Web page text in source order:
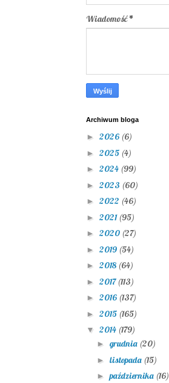
Wiadomość*
Archiwum bloga
► 2026 (6)
► 2025 (4)
► 2024 (99)
► 2023 (60)
► 2022 (46)
► 2021 (95)
► 2020 (27)
► 2019 (54)
► 2018 (64)
► 2017(113)
► 2016 (137)
► 2015 (165)
▼ 2014 (179)
► grudnia (20)
► listopada (15)
►października (16)